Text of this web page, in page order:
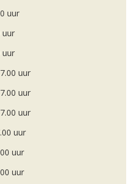
uur
uur
uur
uur
uur
uur
uur
uur
uur